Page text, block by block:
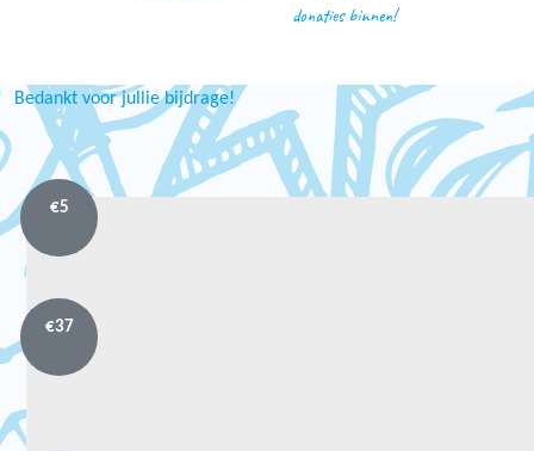
donaties binnen!
Bedankt voor jullie bijdrage!
€5
€37